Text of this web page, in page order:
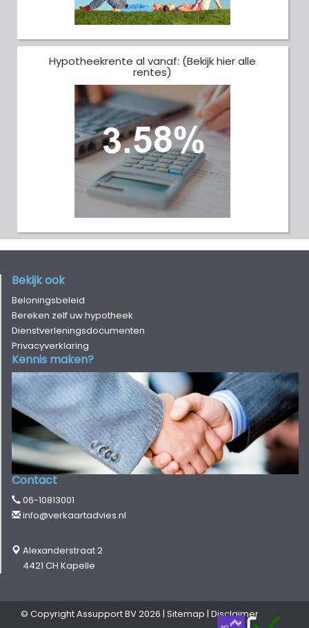
Hypotheekrente al vanaf: (Bekijk hier alle
rentes)
Bekijk ook
Beloningsbeleid
Bereken zelf uw hypotheek
Dienstverleningsdocumenten
Privacyverklaring
Kennis maken?
Contact
06-10813001
info@verkaartadvies.nl
Alexanderstraat 2
4421 CH Kapelle
© CopyrightAssupport BV2026 | Sitemap | Disclaimer